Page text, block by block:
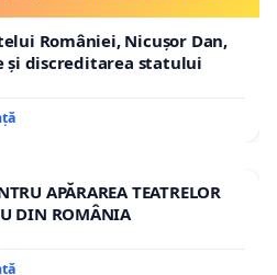
României, Nicușor Dan,
și discreditarea statului
APĂRAREA TEATRELOR
DIN ROMÂNIA